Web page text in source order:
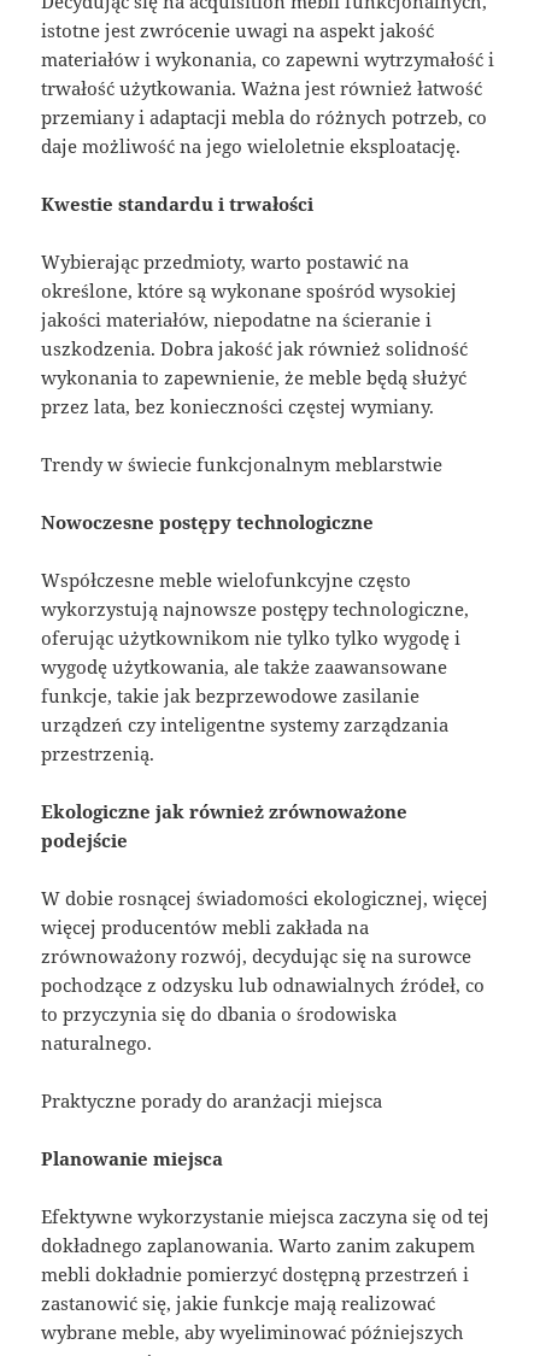
istotne jest zwrócenie uwagi na aspekt jakość
materiałów i wykonania, co zapewni wytrzymałość i
trwałość użytkowania. Ważna jest również łatwość
przemiany i adaptacji mebla do różnych potrzeb, co
daje możliwość na jego wieloletnie eksploatację.
Kwestie standardu i trwałości
Wybierając przedmioty, warto postawić na
określone, które są wykonane spośród wysokiej
jakości materiałów, niepodatne na ścieranie i
uszkodzenia. Dobra jakość jak również solidność
wykonania to zapewnienie, że meble będą służyć
przez lata, bez konieczności częstej wymiany.
Trendy w świecie funkcjonalnym meblarstwie
Nowoczesne postępy technologiczne
Współczesne meble wielofunkcyjne często
wykorzystują najnowsze postępy technologiczne,
oferując użytkownikom nie tylko tylko wygodę i
wygodę użytkowania, ale także zaawansowane
funkcje, takie jak bezprzewodowe zasilanie
urządzeń czy inteligentne systemy zarządzania
przestrzenią.
Ekologiczne jak również zrównoważone
podejście
W dobie rosnącej świadomości ekologicznej, więcej
więcej producentów mebli zakłada na
zrównoważony rozwój, decydując się na surowce
pochodzące z odzysku lub odnawialnych źródeł, co
to przyczynia się do dbania o środowiska
naturalnego.
Praktyczne porady do aranżacji miejsca
Planowanie miejsca
Efektywne wykorzystanie miejsca zaczyna się od tej
dokładnego zaplanowania. Warto zanim zakupem
mebli dokładnie pomierzyć dostępną przestrzeń i
zastanowić się, jakie funkcje mają realizować
wybrane meble, aby wyeliminować późniejszych